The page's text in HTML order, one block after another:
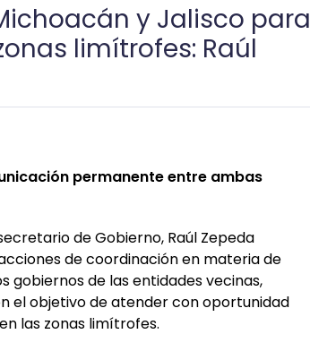
y Jalisco para
limítrofes: Raúl
permanente entre ambas
de Gobierno, Raúl Zepeda
de coordinación en materia de
gobiernos de las entidades vecinas,
el objetivo de atender con oportunidad
las zonas limítrofes.